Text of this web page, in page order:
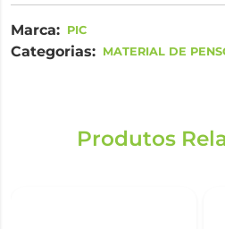
Marca: PIC
Categorias: MATERIAL DE
Produtos